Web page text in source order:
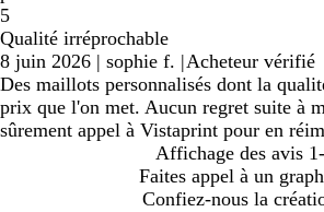
5
Qualité irréprochable
8 juin 2026 | sophie f. |Acheteur vérifié
Des maillots personnalisés dont la
prix que l'on met. Aucun regret suite à
sûrement appel à Vistaprint pour en
Affichage des avis
Faites appel à un
Confiez-nous la